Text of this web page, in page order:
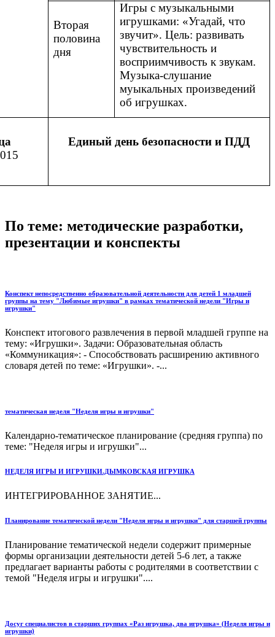
Вторая
половина
дня
Игры с музыкальными
игрушками: «Угадай, что
звучит». Цель: развивать
чувствительность и
восприимчивость к звукам.
Музыка-слушание
муыкальных произведений
об игрушках.
Единый день безопасности и ПДД
По теме: методические разработки,
презентации и конспекты
Конспект непосредственно образовательной деятельности для детей 1 младшей
группы на тему "Любимые игрушки" в рамках тематической недели "Игры и
игрушки"
Конспект итогового развлечения в первой младшей группе на
тему: «Игрушки». Задачи: Образовательная область
«Коммуникация»: - Способствовать расширению активного
словаря детей по теме: «Игрушки». -...
тематическая неделя "Неделя игры и игрушки"
Календарно-тематическое планирование (средняя группа) по
теме: "Неделя игры и игрушки"...
НЕДЕЛЯ ИГРЫ И ИГРУШКИ.ДЫМКОВСКАЯ ИГРУШКА
ИНТЕГРИРОВАННОЕ ЗАНЯТИЕ...
Планирование тематической недели "Неделя игры и игрушки" для старшей группы
Планирование тематической недели содержит примерные
формы организации деятельности детей 5-6 лет, а также
предлагает варианты работы с родителями в соответствии с
темой "Неделя игры и игрушки"....
Досуг специалистов в старших группах «Раз игрушка, два игрушка» (Неделя игры и
игрушки)